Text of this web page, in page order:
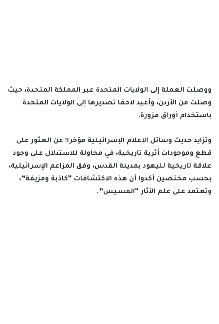
ووصلت العملة إلى الولايات المتحدة عبر المملكة المتحدة، حيث
وصلت من الأردن، وأعيد لاحقا تصديرها إلى الولايات المتحدة
باستخدام أوراق مزورة.
وتزايد حديث وسائل الإعلام الإسرائيلية مؤخرا؛ عن العثور على
قطع وموجودات أثرية تاريخية، في محاولة للاستدلال على وجود
علاقة تاريخية لليهود بمدينة القدس، وفق المزاعم الإسرائيلية،
بحسب مختصين أكدوا أن هذه الاكتشافات “كاذبة ومزيفة”،
وتعتمد على علم الآثار “المسيس”.